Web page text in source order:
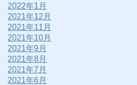
2022年1月
2021年12月
2021年11月
2021年10月
2021年9月
2021年8月
2021年7月
2021年6月